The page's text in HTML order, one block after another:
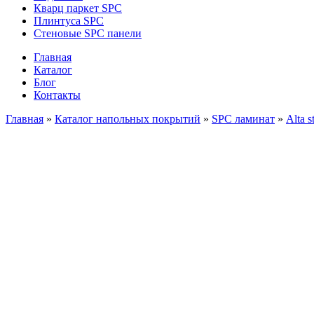
Кварц паркет SPC
Плинтуса SPC
Стеновые SPC панели
Главная
Каталог
Блог
Контакты
Главная » Каталог напольных покрытий » SPC ламинат » Alta